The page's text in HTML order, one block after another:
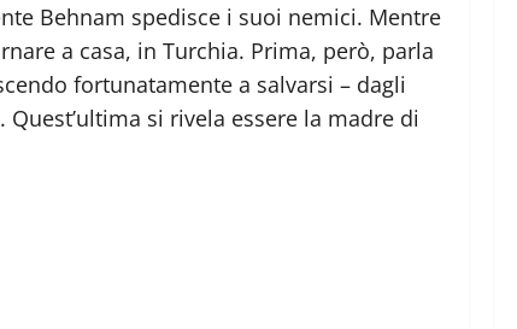
Behnam spedisce i suoi nemici. Mentre
a casa, in Turchia. Prima, però, parla
fortunatamente a salvarsi – dagli
si rivela essere la madre di